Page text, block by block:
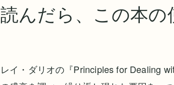
読んだら、この本の
レイ・ダリオの『Principles for Dealing